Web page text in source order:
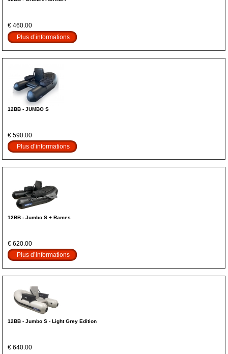
€ 460.00
Plus d’informations
12BB - JUMBO S
€ 590.00
Plus d’informations
12BB - Jumbo S + Rames
€ 620.00
Plus d’informations
12BB - Jumbo S - Light Grey Edition
€ 640.00